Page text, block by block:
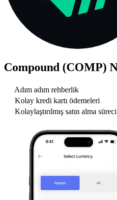
Compound (COMP)
Adım adım rehberlik
Kolay kredi kartı ödemeleri
Kolaylaştırılmış satın alma süreci